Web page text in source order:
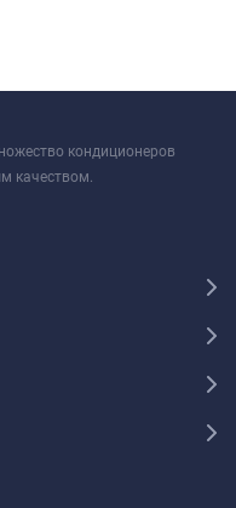
кондиционеров
качеством.